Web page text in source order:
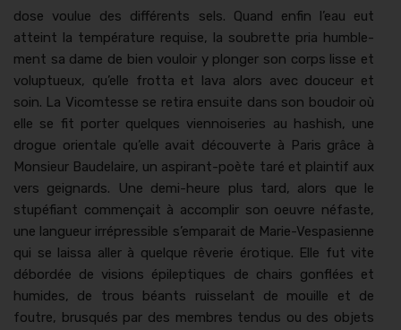
dose voulue des dif­férents sels. Quand enfin l’eau eut
atteint la tem­péra­ture req­uise, la soubrette pria hum­ble­
ment sa dame de bien vouloir y plonger son corps lisse et
voluptueux, qu’elle frot­ta et lava alors avec douceur et
soin. La Vicomtesse se reti­ra ensuite dans son boudoir où
elle se fit porter quelques vien­nois­eries au hashish, une
drogue ori­en­tale qu’elle avait décou­verte à Paris grâce à
Mon­sieur Baude­laire, un aspi­rant-poète taré et plain­tif aux
vers geignards. Une demi-heure plus tard, alors que le
stupé­fi­ant com­mençait à accom­plir son oeu­vre néfaste,
une langueur irré­press­ible s’emparait de Marie-Ves­pasi­enne
qui se lais­sa aller à quelque rêver­ie éro­tique. Elle fut vite
débor­dée de visions épilep­tiques de chairs gon­flées et
humides, de trous béants ruis­se­lant de mouille et de
foutre, brusqués par des mem­bres ten­dus ou des objets